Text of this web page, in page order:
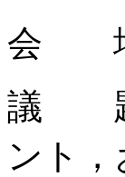
会 場
議 題
ント